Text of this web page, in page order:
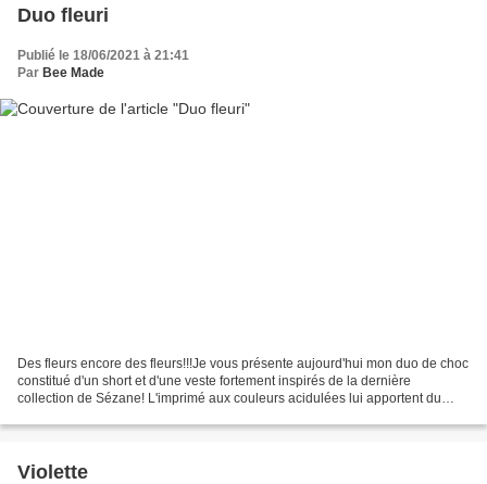
Duo fleuri
Publié le 18/06/2021 à 21:41
Par Bee Made
Des fleurs encore des fleurs!!!Je vous présente aujourd'hui mon duo de choc
constitué d'un short et d'une veste fortement inspirés de la dernière
collection de Sézane! L'imprimé aux couleurs acidulées lui apportent du
Violette